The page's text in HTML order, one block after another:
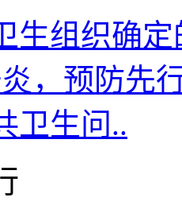
生组织确
，预防先
卫生问..